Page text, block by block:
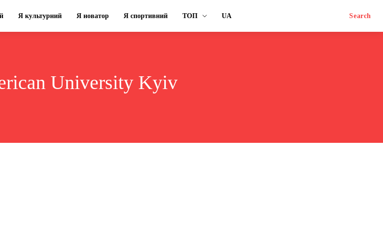
Я культурний Я новатор Я спортивний ТОП UA Search
University Kyiv